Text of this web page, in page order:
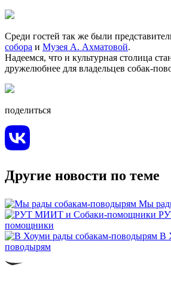
Среди гостей так же были
собора и Музея А. Ахматовой.
Надеемся, что и культурная столица
дружелюбнее для владельцев собак-
поделиться
Другие новости по теме
Мы
помощники
В
поводырям